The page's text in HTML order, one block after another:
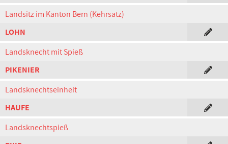
Landsitz im Kanton Bern (Kehrsatz)
LOHN
Landsknecht mit Spieß
PIKENIER
Landsknechtseinheit
HAUFE
Landsknechtspieß